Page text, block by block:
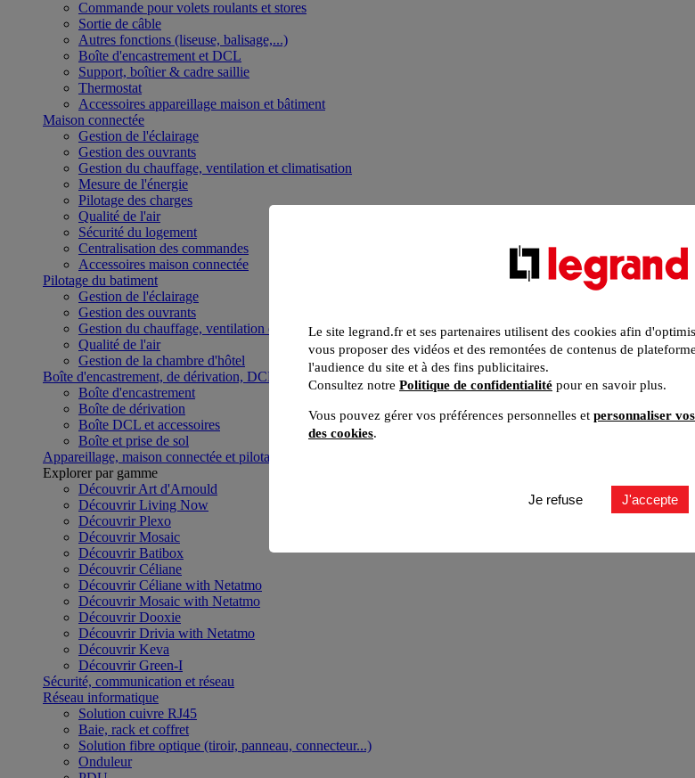
Commande pour volets roulants et stores
Sortie de câble
Autres fonctions (liseuse, balisage,...)
Boîte d'encastrement et DCL
Support, boîtier & cadre saillie
Thermostat
Accessoires appareillage maison et bâtiment
Maison connectée
Gestion de l'éclairage
Gestion des ouvrants
Gestion du chauffage, ventilation et climatisation
Mesure de l'énergie
Pilotage des charges
Qualité de l'air
Sécurité du logement
Centralisation des commandes
Accessoires maison connectée
Pilotage du batiment
Gestion de l'éclairage
Gestion des ouvrants
Gestion du chauffage, ventilation et climatisation
Qualité de l'air
Gestion de la chambre d'hôtel
Boîte d'encastrement, de dérivation, DCL et boîte de sol
Boîte d'encastrement
Boîte de dérivation
Boîte DCL et accessoires
Boîte et prise de sol
Appareillage, maison connectée et pilotage du bâtiment
Explorer par gamme
Découvrir Art d'Arnould
Découvrir Living Now
Découvrir Plexo
Découvrir Mosaic
Découvrir Batibox
Découvrir Céliane
Découvrir Céliane with Netatmo
Découvrir Mosaic with Netatmo
Découvrir Dooxie
Découvrir Drivia with Netatmo
Découvrir Keva
Découvrir Green-I
Sécurité, communication et réseau
Réseau informatique
Solution cuivre RJ45
Baie, rack et coffret
Solution fibre optique (tiroir, panneau, connecteur...)
Onduleur
Le site legrand.fr et ses partenaires utilisent des cookies afin
vous proposer des vidéos et des remontées de contenus de
l'audience du site et à des fins publicitaires.
Consultez notre Politique de confidentialité pour en savoir plus.
Vous pouvez gérer vos préférences personnelles et personnaliser
des cookies.
Je refuse J'accepte